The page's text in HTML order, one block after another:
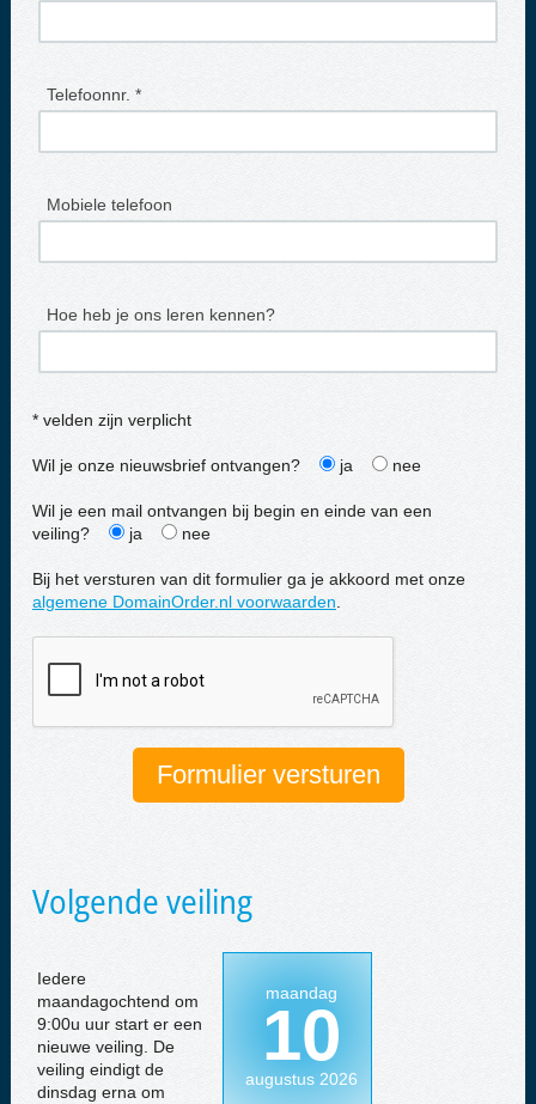
Telefoonnr. *
Mobiele telefoon
Hoe heb je ons leren kennen?
* velden zijn verplicht
Wil je onze nieuwsbrief ontvangen? ja nee
Wil je een mail ontvangen bij begin en einde van een
veiling?
ja nee
Bij het versturen van dit formulier ga je akkoord met onze
algemene DomainOrder.nl voorwaarden
Volgende veiling
Iedere
maandagochtend om
9:00u uur start er een
nieuwe veiling. De
veiling eindigt de
dinsdag erna om
maandag
10
augustus 2026